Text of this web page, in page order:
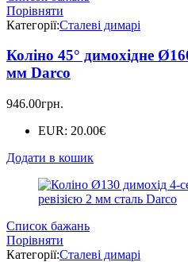
Порівняти
Категорії:Сталеві димарі
Коліно 45° димохідне
мм Darco
946.00грн.
EUR: 20.00€
Додати в кошик
Список бажань
Порівняти
Категорії:Сталеві димарі